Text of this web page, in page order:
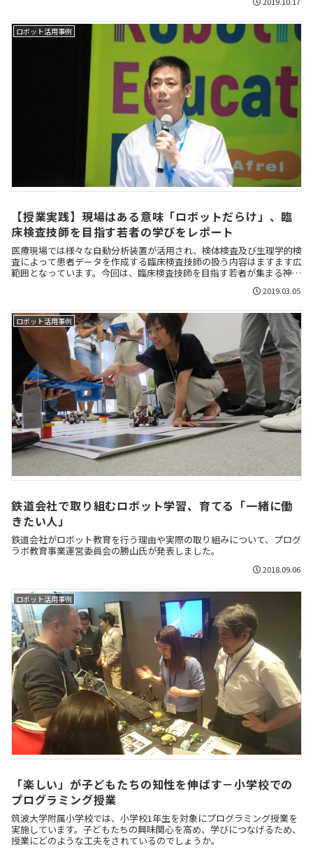
ロボット活用事例
【授業実践】現場はある意味「ロボットだらけ」、臨
床検査技師を目指す若者の学びをレポート
医療現場では様々な自動分析装置が活用され、検体検査及び生理学的検
査によって患者データを作成する臨床検査技師の扱う内容はますます広
範囲となっています。今回は、臨床検査技師を目指す若者が集まる神戸
常盤大学 保健科学部 医療検査学科における授業実践について、関雅幸
2019.03.05
ロボット活用事例
鉄道会社で取り組むロボット学習、育てる「一緒に働
きたい人」
鉄道会社がロボット教育を行う理由や実際の取り組みについて、プログ
ラボ教育事業運営委員会の勝山氏が発表しました。
2018.09.06
ロボット活用事例
「楽しい」が子どもたちの知性を伸ばす－小学校での
プログラミング授業
筑波大学附属小学校では、小学校1年生を対象にプログラミング授業を
実施しています。子どもたちの興味関心を高め、学びにつなげるため、
授業にどのような工夫をされているのでしょうか。